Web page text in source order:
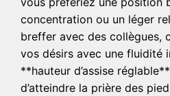
concentration ou un léger
breffer avec des collègues,
vos désirs avec une fluidité
**hauteur d’assise
d’atteindre la prière des